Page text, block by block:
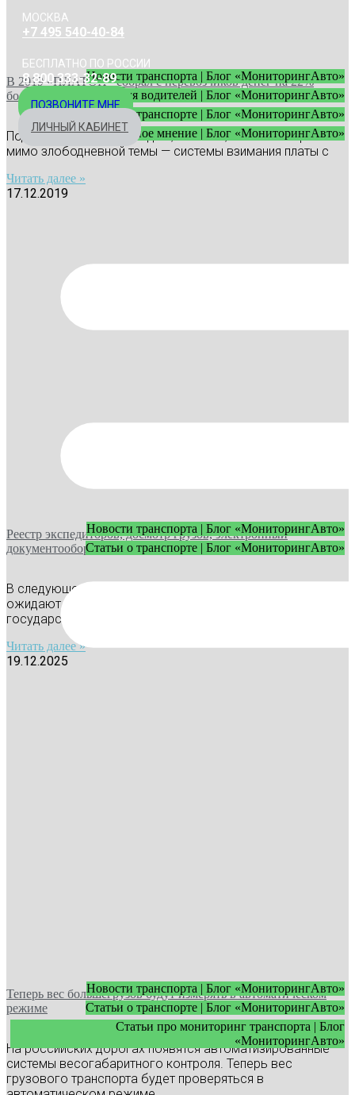
МОСКВА
+7 495 540-40-84
БЕСПЛАТНО ПО РОССИИ
8 800 333-32-89
ПОЗВОНИТЕ МНЕ
ЛИЧНЫЙ КАБИНЕТ
Новости транспорта | Блог «МониторингАвто»
Советы для водителей | Блог «МониторингАвто»
Статьи о транспорте | Блог «МониторингАвто»
Экспертное мнение | Блог «МониторингАвто»
В 2019 «ПЛАТОН» собрал с перевозчиков денег на 22%
больше чем в 2018 году
Подводим итоги 2019 года и, конечно, не можем пройти
мимо злободневной темы — системы взимания платы с
Читать далее »
17.12.2019
Новости транспорта | Блог «МониторингАвто»
Статьи о транспорте | Блог «МониторингАвто»
Реестр экспедиторов, досмотр грузов, электронный
документооборот: что ждет перевозчиков в 2026 году
В следующем году организаторов грузоперевозок
ожидают масштабные изменения: с 1 марта заработает
государственный реестр экспедиторов, а с
Читать далее »
19.12.2025
Новости транспорта | Блог «МониторингАвто»
Статьи о транспорте | Блог «МониторингАвто»
Статьи про мониторинг транспорта | Блог
«МониторингАвто»
Теперь вес большегрузов будут измерять в автоматическом
режиме
На российских дорогах появятся автоматизированные
системы весогабаритного контроля. Теперь вес
грузового транспорта будет проверяться в